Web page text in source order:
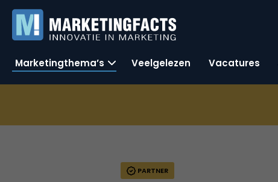
Marketingthema’s Veelgelezen Vacatures
PARTNER